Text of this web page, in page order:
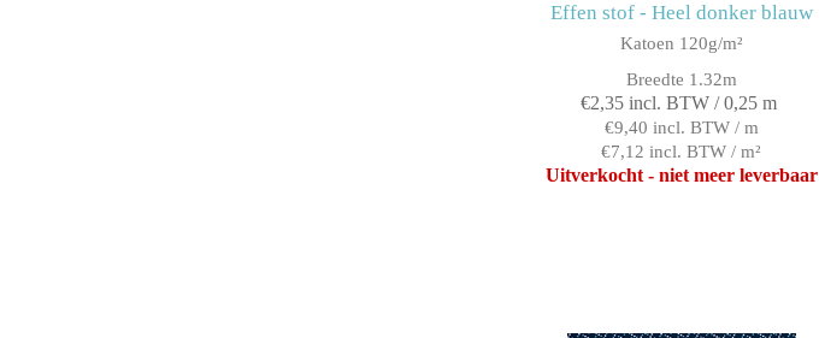
Effen stof - Heel donker blauw
Katoen 120g/m²
Breedte 1.32m
€2,35 incl. BTW / 0,25 m
€9,40 incl. BTW / m
€7,12 incl. BTW / m²
Uitverkocht - niet meer leverbaar